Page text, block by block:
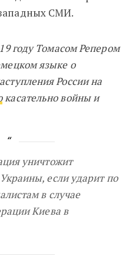
СМИ.
году Томасом Репером
языке о
России на
касательно войны и
уничтожит
если ударит по
в случае
Киева в